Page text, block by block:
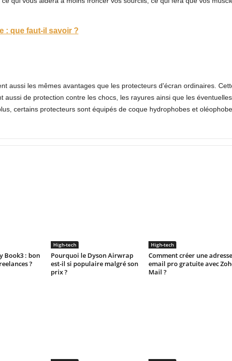
: que faut-il savoir ?
aussi les mêmes avantages que les protecteurs d'écran ordinaires.
aussi de protection contre les chocs, les rayures ainsi que les
certains protecteurs sont équipés de coque hydrophobes et
Book3 : bon
?
High-tech
Pourquoi le Dyson Airwrap
est-il si populaire malgré son
prix ?
High-tech
Comment créer une adresse
email pro gratuite avec
Mail ?